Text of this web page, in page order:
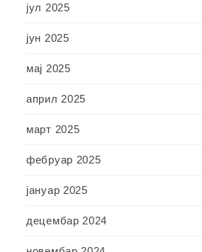
јул 2025
јун 2025
мај 2025
април 2025
март 2025
фебруар 2025
јануар 2025
децембар 2024